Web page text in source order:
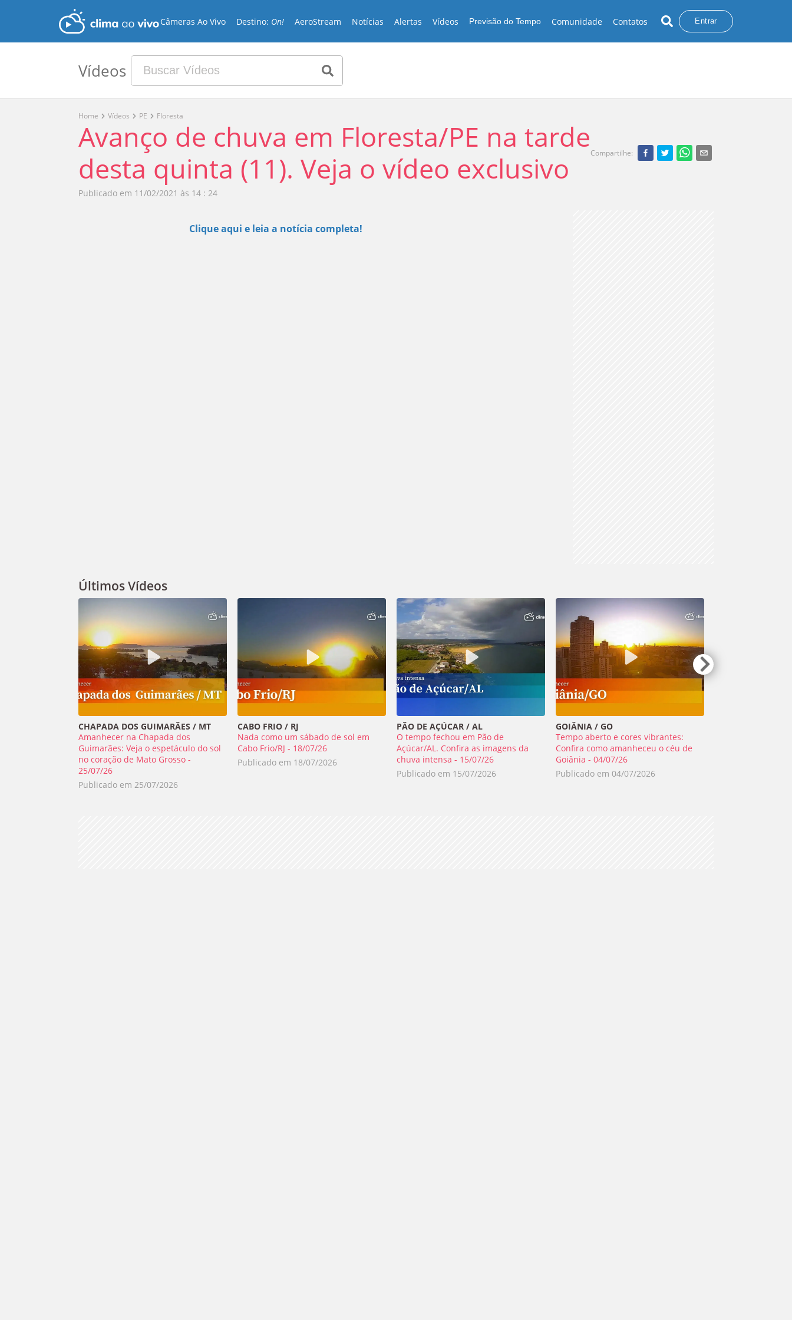
Câmeras Ao Vivo Destino: On! AeroStream Notícias Alertas Vídeos Previsão do Tempo Comunidade Contatos Entrar
Vídeos
Home Vídeos PE Floresta
Avanço de chuva em Floresta/PE na tarde
desta quinta (11). Veja o vídeo exclusivo
Compartilhe:
Publicado em 11/02/2021 às 14 : 24
Play
Clique aqui e leia a notícia completa!
Últimos Vídeos
CHAPADA DOS GUIMARÃES / MT
Amanhecer na Chapada dos
Guimarães: Veja o espetáculo do sol
no coração de Mato Grosso -
25/07/26
Publicado em 25/07/2026
CABO FRIO / RJ
Nada como um sábado de sol em
Cabo Frio/RJ - 18/07/26
Publicado em 18/07/2026
PÃO DE AÇÚCAR / AL
O tempo fechou em Pão de
Açúcar/AL. Confira as imagens da
chuva intensa - 15/07/26
Publicado em 15/07/2026
GOIÂNIA / GO
Tempo aberto e cores vibrantes:
Confira como amanheceu o céu de
Goiânia - 04/07/26
Publicado em 04/07/2026